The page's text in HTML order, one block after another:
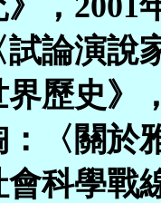
論演說
歷史》
：〈關於
科學戰